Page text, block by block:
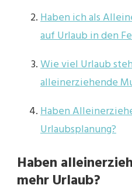
Haben ich als
auf Urlaub in den
Wie viel Urlaub
alleinerziehende
Haben
Urlaubsplanung?
Haben
mehr Urlaub?